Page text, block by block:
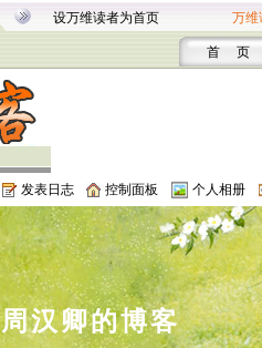
设万维读者为首页 万维
首 页
发表日志 控制面板 个人相册
周汉卿的博客